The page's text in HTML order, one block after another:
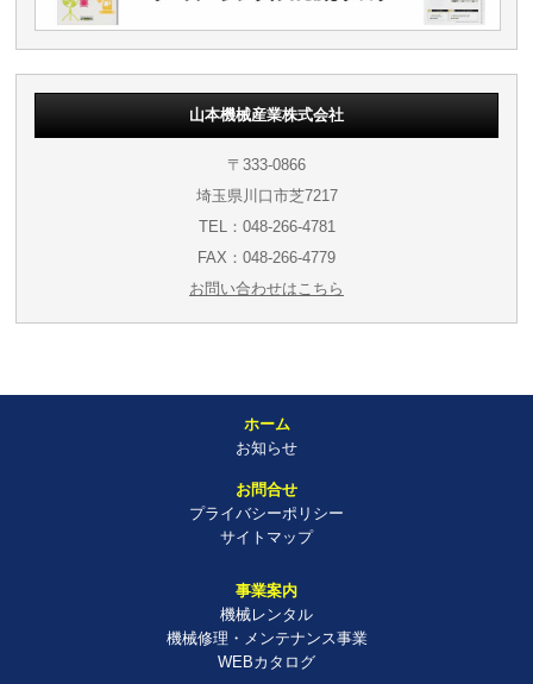
山本機械産業株式会社
〒333-0866
埼玉県川口市芝7217
TEL：048-266-4781
FAX：048-266-4779
お問い合わせはこちら
ホーム
お知らせ
お問合せ
プライバシーポリシー
サイトマップ
事業案内
機械レンタル
機械修理・メンテナンス事業
WEBカタログ